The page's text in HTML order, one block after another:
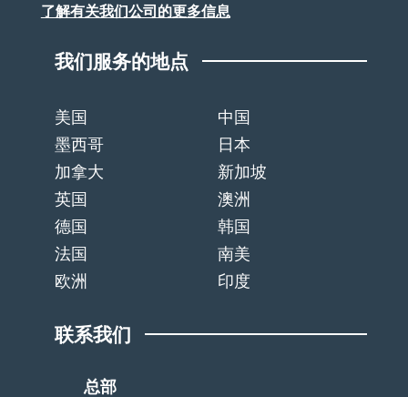
了解有关我们公司的更多信息
我们服务的地点
美国
中国
墨西哥
日本
加拿大
新加坡
英国
澳洲
德国
韩国
法国
南美
欧洲
印度
联系我们
总部